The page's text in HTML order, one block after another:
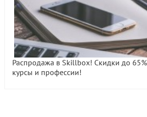
Распродажа в Skillbox! Скидки до
курсы и профессии!